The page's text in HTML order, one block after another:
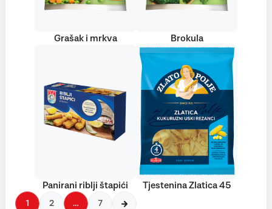
Grašak i mrkva Brokula
Panirani riblji štapići Tjestenina Zlatica 45
1 2 … 7